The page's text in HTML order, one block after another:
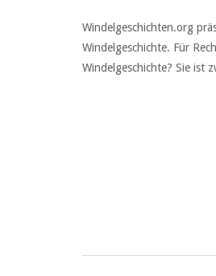
Windelgeschichten.org
Windelgeschichte. Für
Windelgeschichte? Sie ist